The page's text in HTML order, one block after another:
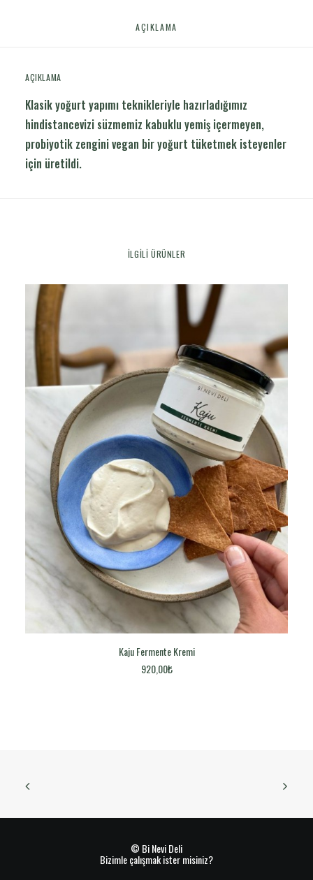
AÇIKLAMA
AÇIKLAMA
Klasik yoğurt yapımı teknikleriyle hazırladığımız
hindistancevizi süzmemiz kabuklu yemiş içermeyen,
probiyotik zengini vegan bir yoğurt tüketmek isteyenler
için üretildi.
İLGILI ÜRÜNLER
Kaju Fermente Kremi
920,00₺
© Bi Nevi Deli
Bizimle çalışmak ister misiniz?